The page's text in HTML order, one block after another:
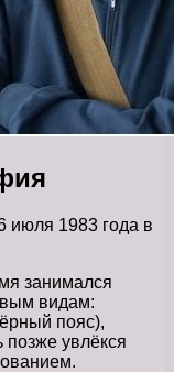
июля 1983 года в
занимался
видам:
пояс),
позже увлёкся